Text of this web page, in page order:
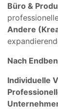
Büro &
Andere
Nach
Individuelle